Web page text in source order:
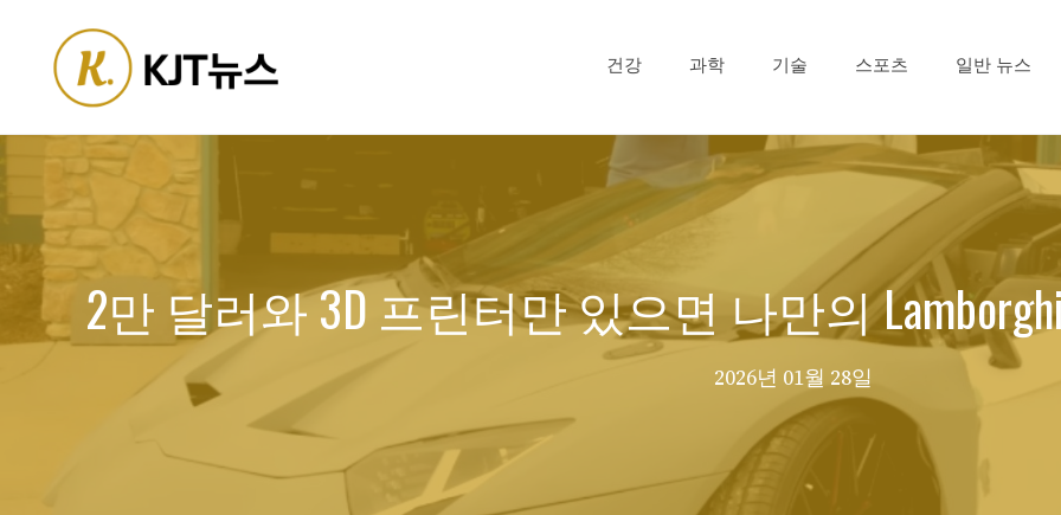
content
건강 과학 기술 스포츠 일반 뉴스
2만 달러와 3D 프린터만 있으면 나만의
2026년 01월 28일